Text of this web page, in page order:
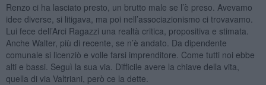
Renzo ci ha lasciato presto, un brutto male se l’è preso. Avevamo
idee diverse, si litigava, ma poi nell’associazionismo ci trovavamo.
Lui fece dell’Arci Ragazzi una realtà critica, propositiva e stimata.
Anche Walter, più di recente, se n’è andato. Da dipendente
comunale si licenziò e volle farsi imprenditore. Come tutti noi ebbe
alti e bassi. Seguì la sua via. Difficile avere la chiave della vita,
quella di via Valtriani, però ce la dette.